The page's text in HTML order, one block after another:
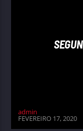
admin
FEVEREIRO 17, 2020